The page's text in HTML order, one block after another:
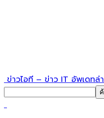
ข่าวไอที – ข่าว IT อัพเดทล่